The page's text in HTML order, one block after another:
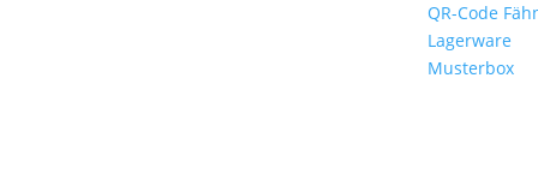
QR-Code
Lagerware
Musterbox